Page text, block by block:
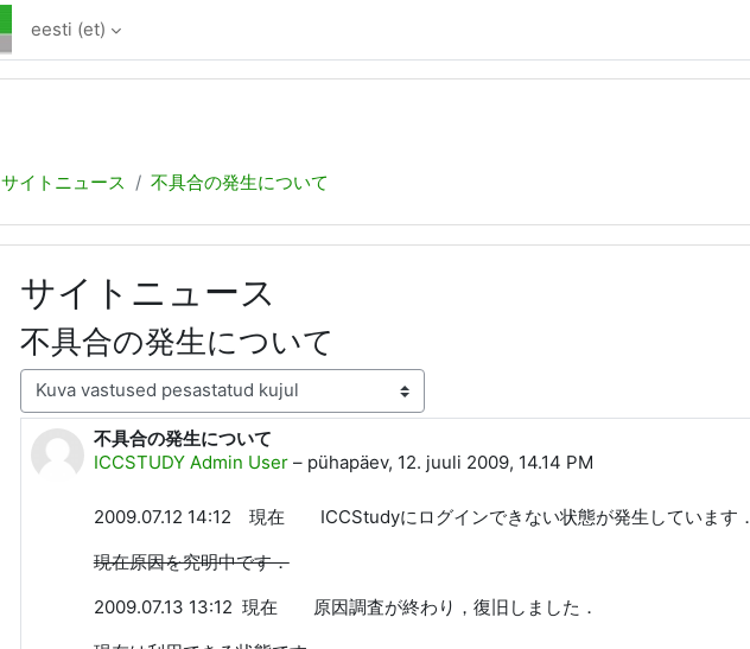
eesti ‎(et)‎
サイトニュース 不具合の発生について
サイトニュース
不具合の発生について
Kuvamisrežiim
不具合の発生について
ICCSTUDY Admin User– pühapäev, 12. juuli 2009, 14.14 PM
Vastuste arv 0
2009.07.12 14:12 現在 ICCStudyにログインできない状態が発生しています．
現在原因を究明中です．
2009.07.13 13:12 現在 原因調査が終わり，復旧しました．